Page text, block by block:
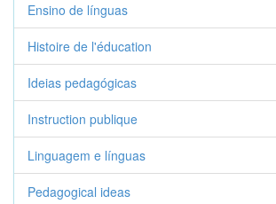
Ensino de línguas
Histoire de l'éducation
Ideias pedagógicas
Instruction publique
Linguagem e línguas
Pedagogical ideas